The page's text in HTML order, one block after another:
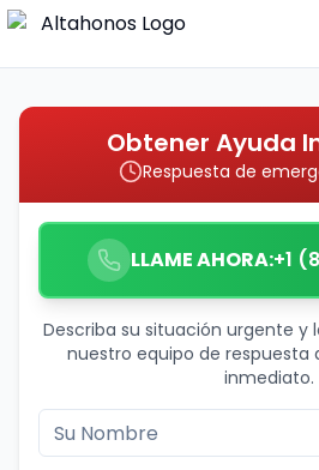
Obtener Ayuda
Respuesta de
LLAME AHORA:+1
Describa su situación urgente
nuestro equipo de respuesta
inmediato.